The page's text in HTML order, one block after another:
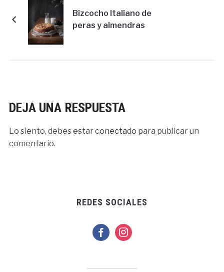
Bizcocho Italiano de
peras y almendras
DEJA UNA RESPUESTA
Lo siento, debes estarconectado para publicar un
comentario.
REDES SOCIALES
facebookinstagram